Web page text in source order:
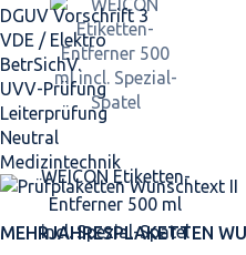
DGUV Vorschrift 3
VDE / Elektro
BetrSichV.
UVV-Prüfung
Leiterprüfung
Neutral
Medizintechnik
MEHRJAHRES­PLAKETTEN
WEICON Etiketten-
Entferner 500 ml
incl. Spezial-Spatel